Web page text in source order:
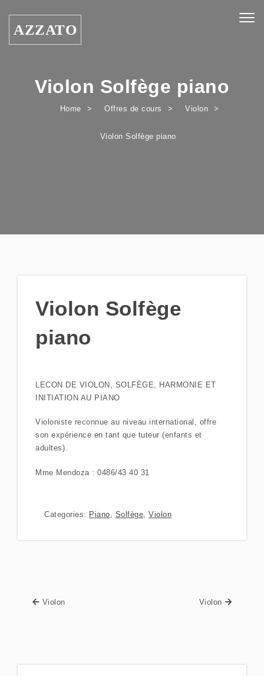
AZZATO
Violon Solfège piano
Home Offres de cours Violon
Violon Solfège piano
Violon Solfège
piano
LECON DE VIOLON, SOLFÈGE, HARMONIE ET
INITIATION AU PIANO
Violoniste reconnue au niveau international, offre
son expérience en tant que tuteur (enfants et
adultes).
Mme Mendoza : 0486/43 40 31
Categories: Piano, Solfège, Violon
Violon Violon